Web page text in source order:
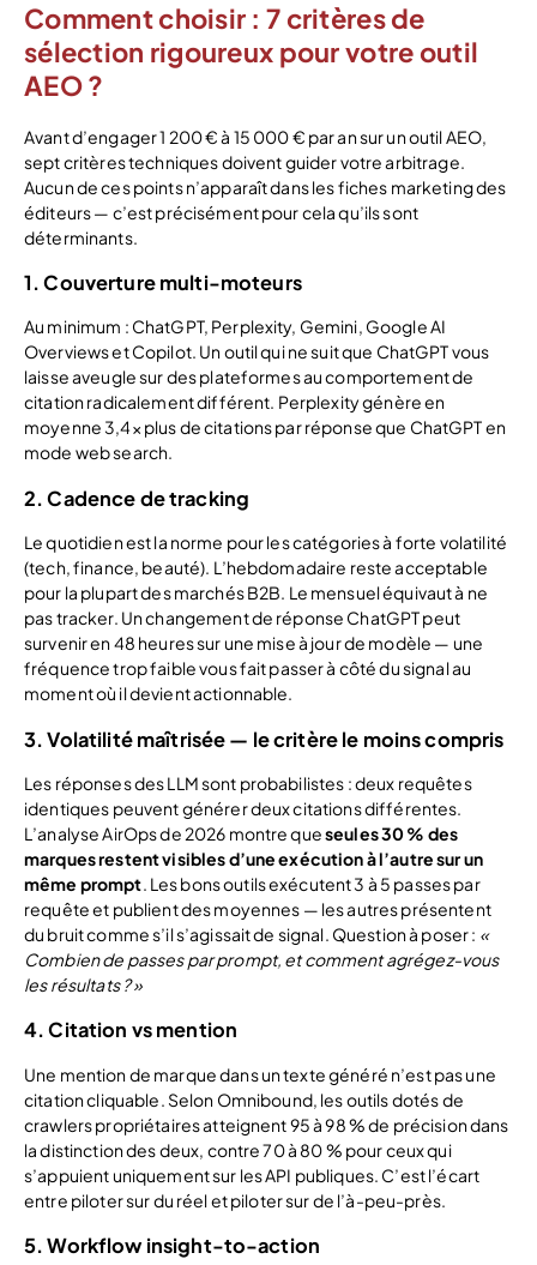
Comment choisir : 7 critères de
sélection rigoureux pour votre outil
AEO ?
Avant d’engager 1 200 € à 15 000 € par an sur un outil AEO,
sept critères techniques doivent guider votre arbitrage.
Aucun de ces points n’apparaît dans les fiches marketing des
éditeurs — c’est précisément pour cela qu’ils sont
déterminants.
1. Couverture multi-moteurs
Au minimum : ChatGPT, Perplexity, Gemini, Google AI
Overviews et Copilot. Un outil qui ne suit que ChatGPT vous
laisse aveugle sur des plateformes au comportement de
citation radicalement différent. Perplexity génère en
moyenne 3,4× plus de citations par réponse que ChatGPT en
mode web search.
2. Cadence de tracking
Le quotidien est la norme pour les catégories à forte volatilité
(tech, finance, beauté). L’hebdomadaire reste acceptable
pour la plupart des marchés B2B. Le mensuel équivaut à ne
pas tracker. Un changement de réponse ChatGPT peut
survenir en 48 heures sur une mise à jour de modèle — une
fréquence trop faible vous fait passer à côté du signal au
moment où il devient actionnable.
3. Volatilité maîtrisée — le critère le moins compris
Les réponses des LLM sont probabilistes : deux requêtes
identiques peuvent générer deux citations différentes.
L’analyse AirOps de 2026 montre queseules 30 % des
marques restent visibles d’une exécution à l’autre sur un
même prompt. Les bons outils exécutent 3 à 5 passes par
requête et publient des moyennes — les autres présentent
du bruit comme s’il s’agissait de signal. Question à poser : «
Combien de passes par prompt, et comment agrégez-vous
les résultats ? »
4. Citation vs mention
Une mention de marque dans un texte généré n’est pas une
citation cliquable. Selon Omnibound, les outils dotés de
crawlers propriétaires atteignent 95 à 98 % de précision dans
la distinction des deux, contre 70 à 80 % pour ceux qui
s’appuient uniquement sur les API publiques. C’est l’écart
entre piloter sur du réel et piloter sur de l’à-peu-près.
5. Workflow insight-to-action